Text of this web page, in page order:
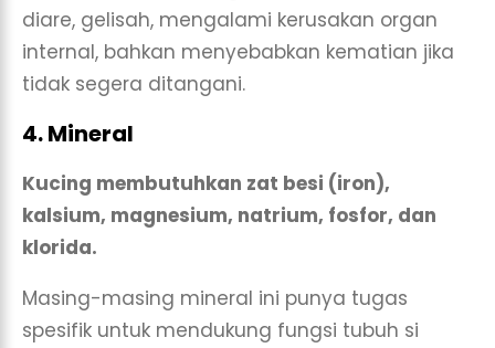
diare, gelisah, mengalami kerusakan organ
internal, bahkan menyebabkan kematian jika
tidak segera ditangani.
4. Mineral
Kucing membutuhkan zat besi (iron),
kalsium, magnesium, natrium, fosfor, dan
klorida.
Masing-masing mineral ini punya tugas
spesifik untuk mendukung fungsi tubuh si